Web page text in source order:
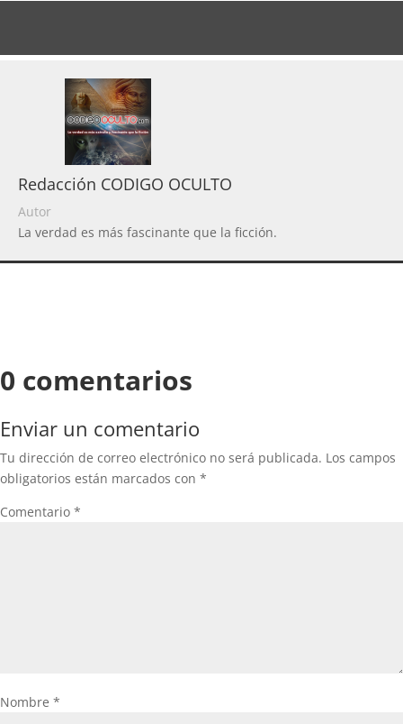
Redacción CODIGO OCULTO
Autor
La verdad es más fascinante que la ficción.
0 comentarios
Enviar un comentario
Tu dirección de correo electrónico no será publicada. Los campos
obligatorios están marcados con *
Comentario *
Nombre *